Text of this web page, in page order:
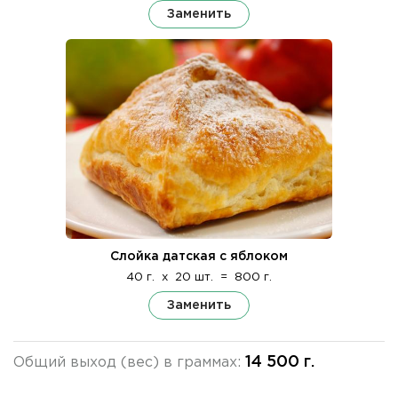
Заменить
Слойка датская с яблоком
40 г. x 20 шт. = 800 г.
Заменить
Общий выход (вес) в граммах: 14 500 г.